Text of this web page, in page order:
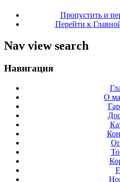
Пропустить и
Перейти к
Nav view search
Навигация
О